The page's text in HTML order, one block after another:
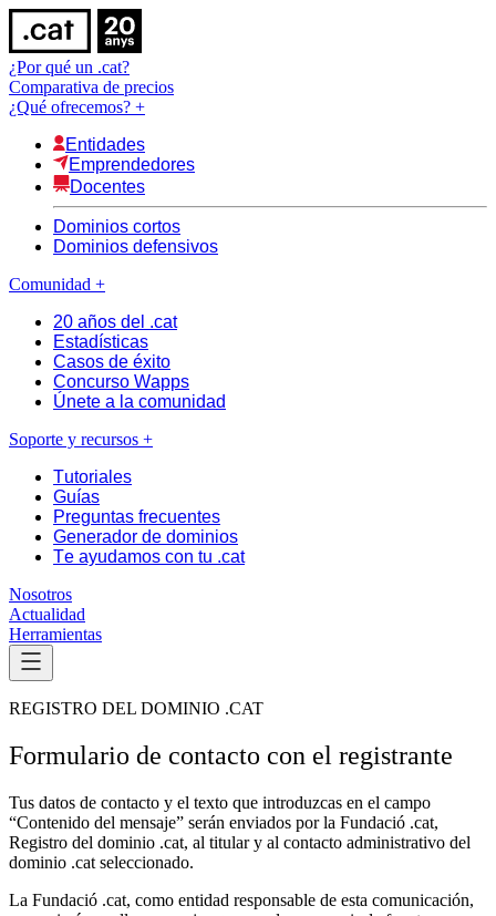
¿Por qué un .cat?
Comparativa de precios
¿Qué ofrecemos? +
Entidades
Emprendedores
Docentes
Dominios cortos
Dominios defensivos
Comunidad +
20 años del .cat
Estadísticas
Casos de éxito
Concurso Wapps
Únete a la comunidad
Soporte y recursos +
Tutoriales
Guías
Preguntas frecuentes
Generador de dominios
Te ayudamos con tu .cat
Nosotros
Actualidad
Herramientas
REGISTRO DEL DOMINIO .CAT
Formulario de contacto con el registrante
Tus datos de contacto y el texto que introduzcas en el campo
“Contenido del mensaje” serán enviados por la Fundació .cat,
Registro del dominio .cat, al titular y al contacto administrativo del
dominio .cat seleccionado.
La Fundació .cat, como entidad responsable de esta comunicación,